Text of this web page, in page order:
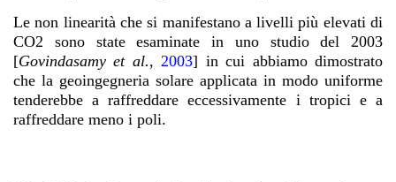
Le non linearità che si manifestano a livelli più elevati di
CO2 sono state esaminate in uno studio del 2003
[Govindasamy et al.,2003] in cui abbiamo dimostrato
che la geoingegneria solare applicata in modo uniforme
tenderebbe a raffreddare eccessivamente i tropici e a
raffreddare meno i poli.